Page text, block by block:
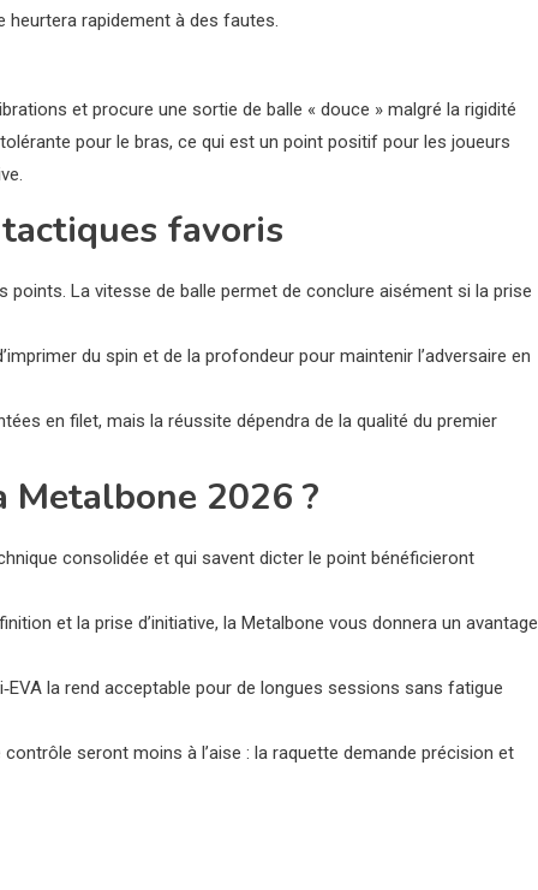
heurtera rapidement à des fautes.
et procure une sortie de balle « douce » malgré la rigidité
pour le bras, ce qui est un point positif pour les joueurs
favoris
La vitesse de balle permet de conclure aisément si la prise
du spin et de la profondeur pour maintenir l’adversaire en
en filet, mais la réussite dépendra de la qualité du premier
2026 ?
consolidée et qui savent dicter le point bénéficieront
et la prise d’initiative, la Metalbone vous donnera un avantage
la rend acceptable pour de longues sessions sans fatigue
seront moins à l’aise : la raquette demande précision et